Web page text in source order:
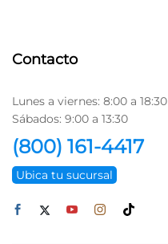
Contacto
Lunes a viernes: 8:00 a 18:30
Sábados: 9:00 a 13:30
(800) 161-4417
Ubica tu sucursal